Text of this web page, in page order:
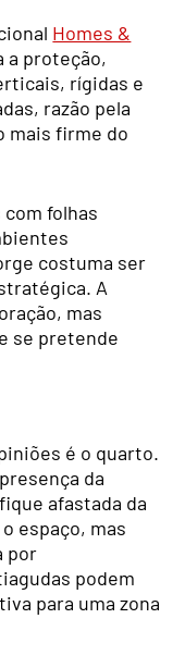
Homes &
a proteção,
rígidas e
razão pela
mais firme do
folhas
costuma ser
A
mas
se pretende
é o quarto.
da
afastada da
espaço, mas
por
podem
para uma zona